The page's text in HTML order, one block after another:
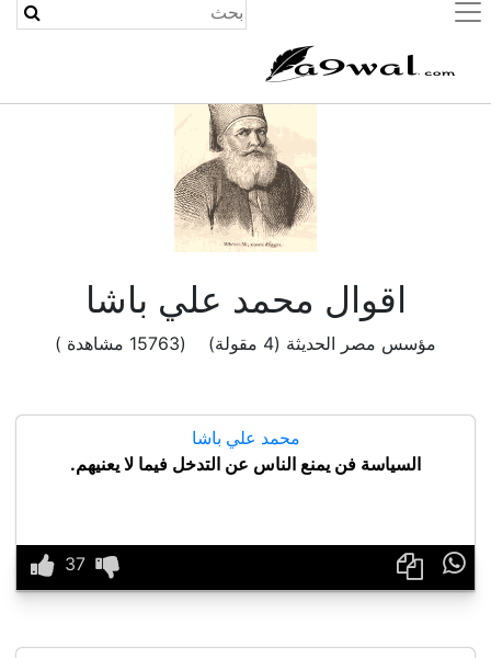
(current)
اقوال محمد علي باشا
مؤسس مصر الحديثة (4 مقولة) (15763 مشاهدة )
محمد علي باشا
السياسة فن يمنع الناس عن التدخل فيما لا يعنيهم.
